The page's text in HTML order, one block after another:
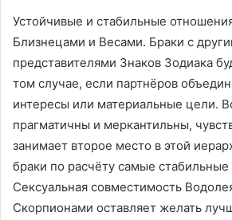
Устойчивые и стабильные
Близнецами и Весами. Браки с
представителями Знаков Зодиака
том случае, если партнёров
интересы или материальные цели.
прагматичны и меркантильны,
занимает второе место в этой
браки по расчёту самые
Сексуальная совместимость
Скорпионами оставляет желать